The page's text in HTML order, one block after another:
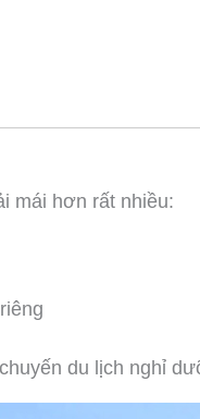
mái hơn rất nhiều:
du lịch nghỉ